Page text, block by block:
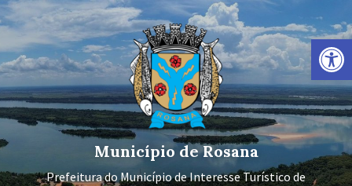
Barra de Ferramentas Aberta
Ir
para
conteúdo
Pular
para
navegação
principal
Pular
para
rodapé
Município de Rosana
Prefeitura do Município de Interesse Turístico de